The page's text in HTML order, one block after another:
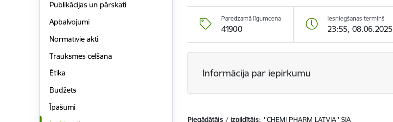
Publikācijas un pārskati
Apbalvojumi
Normatīvie akti
Trauksmes celšana
Ētika
Budžets
Īpašumi
Paredzamā līgumcena
41900
Iesniegšanas termiņš
23:55, 08.06.2025
Informācija par iepirkumu
Piegādātājs / izpildītājs: ''CHEMI PHARM LATVIA'' SIA